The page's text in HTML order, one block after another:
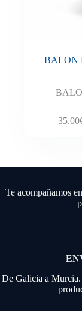
BALON
35.00
Te acompañamos
De Galicia a